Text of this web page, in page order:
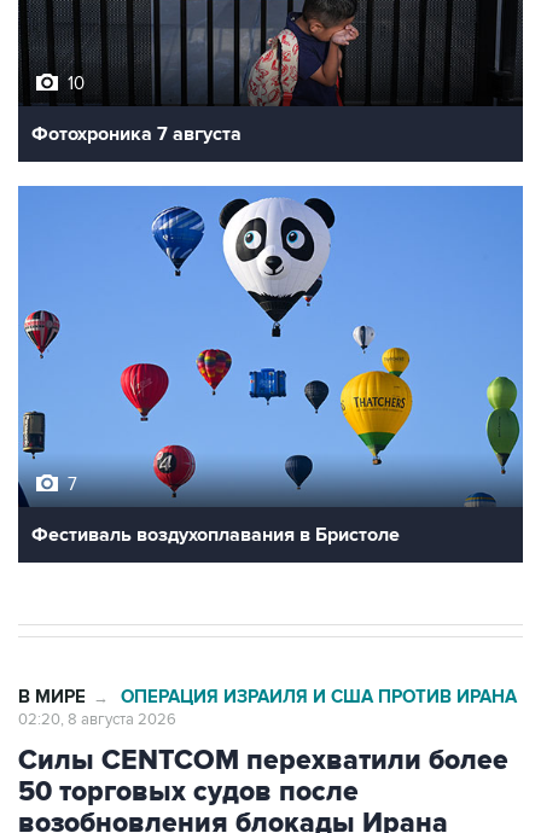
10
Фотохроника 7 августа
Фестиваль воздухоплавания в Бристоле
Силы CENTCOM перехватили более
50 торговых судов после
возобновления блокады Ирана